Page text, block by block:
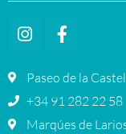
Paseo de la
+34 91 282 22 58
Marqúes de